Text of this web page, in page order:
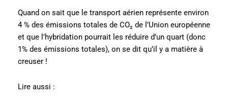
Quand on sait que le transport aérien représente environ
4 % des émissions totales de CO₂ de l’Union européenne
et que l’hybridation pourrait les réduire d’un quart (donc
1% des émissions totales), on se dit qu’il y a matière à
creuser !
Lire aussi :